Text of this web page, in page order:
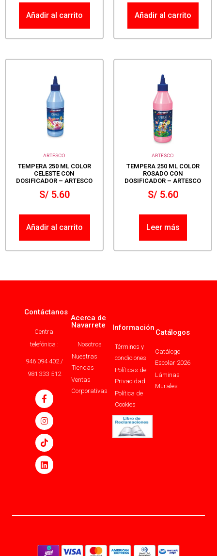
Añadir al carrito Añadir al carrito
ARTESCO
TEMPERA 250 ML COLOR
CELESTE CON
DOSIFICADOR – ARTESCO
S/5.60
Añadir al carrito
ARTESCO
TEMPERA 250 ML COLOR
ROSADO CON
DOSIFICADOR – ARTESCO
S/5.60
Leer más
Contáctanos
Central
telefónica :
946 094 402 /
981 333 512
Acerca de
Navarrete
Nosotros
Nuestras
Tiendas
Ventas
Corporativas
Información
Términos y
condiciones
Políticas de
Privacidad
Política de
Cookies
Catálogos
Catálogo
Escolar 2026
Láminas
Murales